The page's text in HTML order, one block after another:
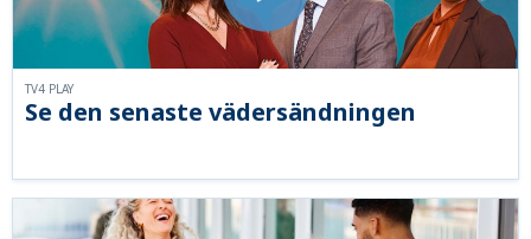
Se den senaste vädersändningen
TV4 PLAY